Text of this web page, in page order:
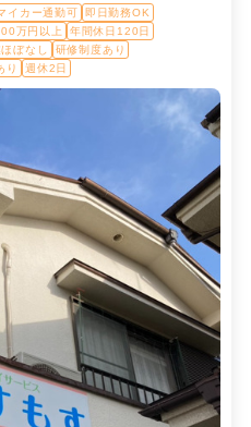
イカー通勤可
即日勤務OK
万円以上
年間休日120日
ぼなし
研修制度あり
り 週休2日